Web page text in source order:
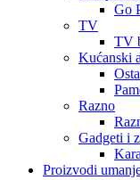
Go
TV
TV
Kućanski
Razno
Gadgeti i
Proizvodi